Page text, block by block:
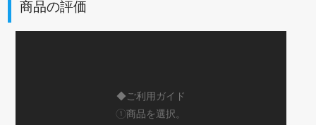
商品の評価
◆ご利用ガイド
①商品を選択。